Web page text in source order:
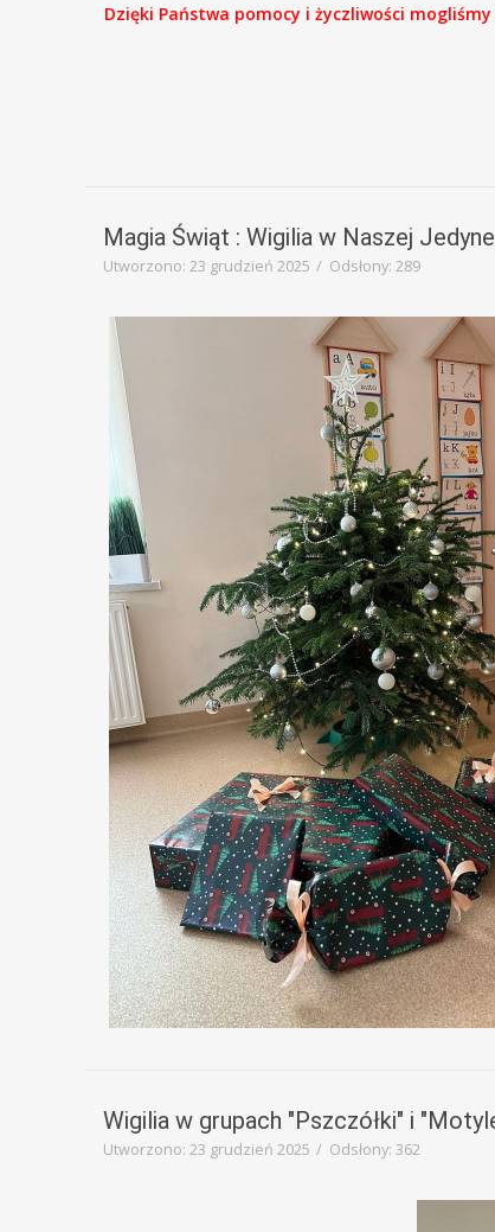
Dzięki Państwa pomocy i życzliwości
Magia Świąt : Wigilia w Naszej
Utworzono: 23 grudzień 2025 Odsłony: 289
Wigilia w grupach "Pszczółki" i
Utworzono: 23 grudzień 2025 Odsłony: 362